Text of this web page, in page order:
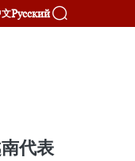
Русский
代表